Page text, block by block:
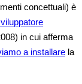
concettuali) è
in cui afferma
a installare la